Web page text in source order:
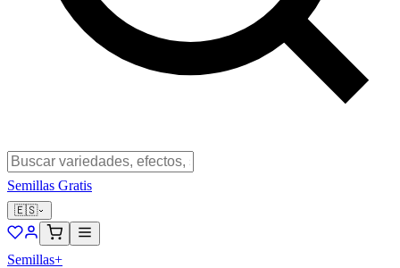
Semillas Gratis
🇪🇸
Semillas+